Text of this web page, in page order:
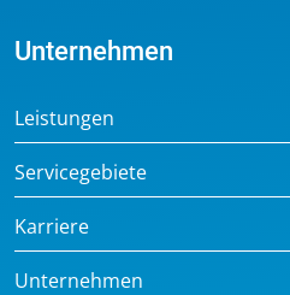
Unternehmen
Leistungen
Servicegebiete
Karriere
Unternehmen